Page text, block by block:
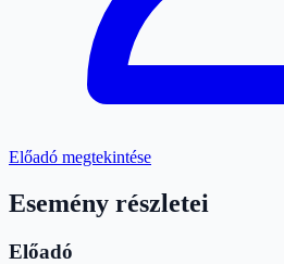
Előadó megtekintése
Esemény részletei
Előadó